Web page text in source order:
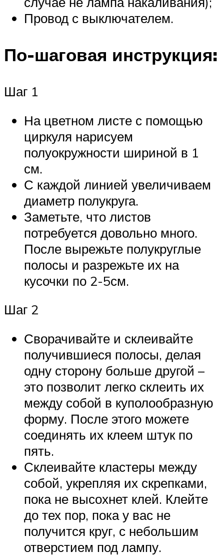
Провод с выключателем.
По-шаговая инструкция:
Шаг 1
На цветном листе с помощью
циркуля нарисуем
полуокружности шириной в 1
см.
С каждой линией увеличиваем
диаметр полукруга.
Заметьте, что листов
потребуется довольно много.
После вырежьте полукруглые
полосы и разрежьте их на
кусочки по 2-5см.
Шаг 2
Сворачивайте и склеивайте
получившиеся полосы, делая
одну сторону больше другой –
это позволит легко склеить их
между собой в куполообразную
форму. После этого можете
соединять их клеем штук по
пять.
Склеивайте кластеры между
собой, укрепляя их скрепками,
пока не высохнет клей. Клейте
до тех пор, пока у вас не
получится круг, с небольшим
отверстием под лампу.